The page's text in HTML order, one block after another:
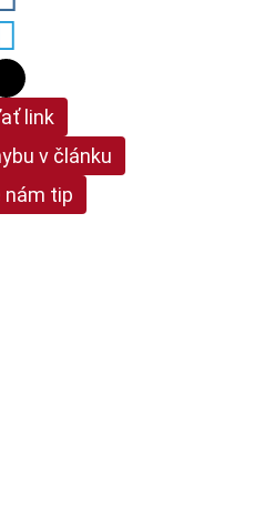
link
v článku
nám tip